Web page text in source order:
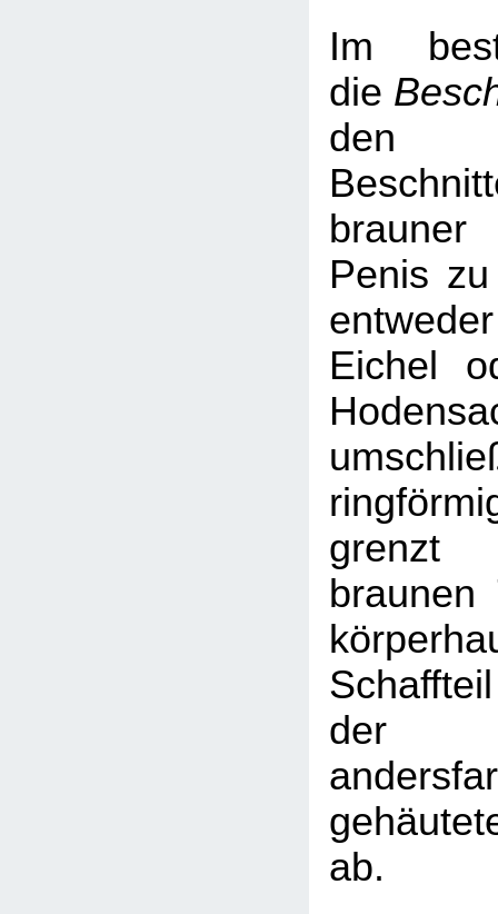
Im
die
den
Penis
Eichel
grenzt
ab.